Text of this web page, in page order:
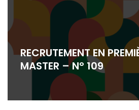
RECRUTEMENT EN
MASTER – N° 109